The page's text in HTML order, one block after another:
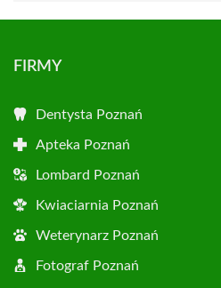
FIRMY
Dentysta Poznań
Apteka Poznań
Lombard Poznań
Kwiaciarnia Poznań
Weterynarz Poznań
Fotograf Poznań